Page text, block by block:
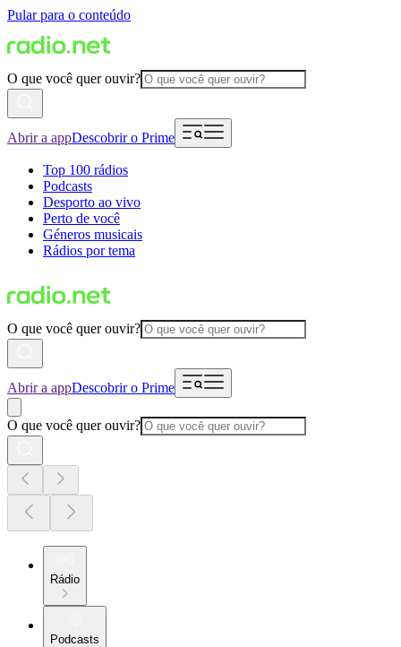
Pular para o conteúdo
O que você quer ouvir?
Abrir a appDescobrir o Prime
Top 100 rádios
Podcasts
Desporto ao vivo
Perto de você
Géneros musicais
Rádios por tema
O que você quer ouvir?
Abrir a appDescobrir o Prime
O que você quer ouvir?
Rádio
Podcasts